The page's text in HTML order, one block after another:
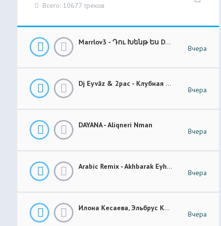
Всего: 10677 треков
Marrlov3 - Դու Խենթ Ես Du Khent Es COVER
Вчера
Dj Eyvāz & 2pac - Клубная Музыка “ Luxury Money “ Club Remix (BASS BOOSTED)
Вчера
DAYANA - Aliqneri Nman
Вчера
Arabic Remix - Akhbarak Eyh (Prod. Elsen Pro)
Вчера
Илона Кесаева, Эльбрус Кесаев - Поздняя Любовь Премьера Трека 2026
Вчера